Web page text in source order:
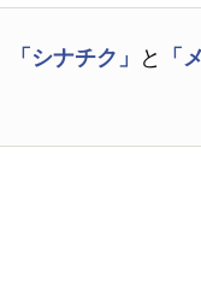
「シナチク」 と 「